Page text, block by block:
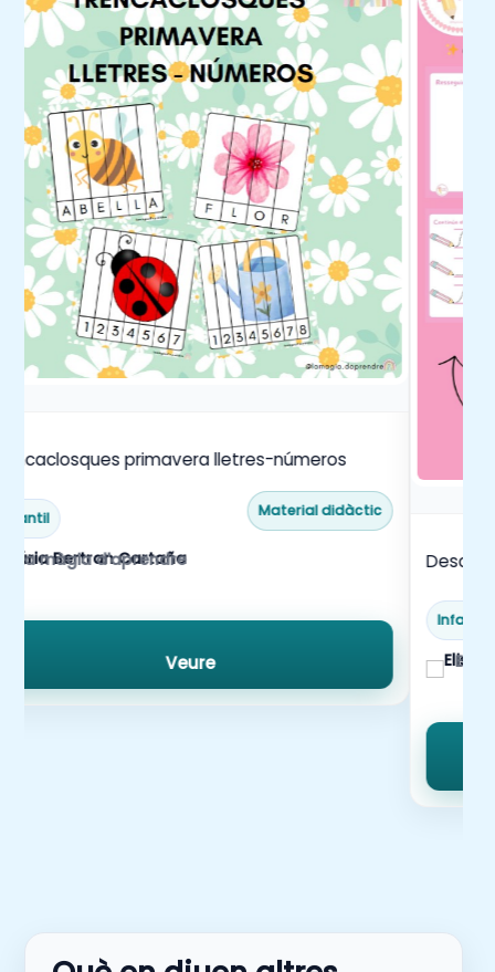
primavera lletres-números
Infantil Material didàctic
La màgia d'aprendre
Veure
Infantil